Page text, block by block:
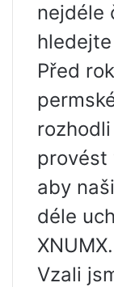
nejdéle
Před
provést
aby
déle
Vzali